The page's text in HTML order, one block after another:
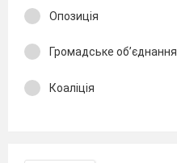
Опозиція
Громадське об’єднання
Коаліція